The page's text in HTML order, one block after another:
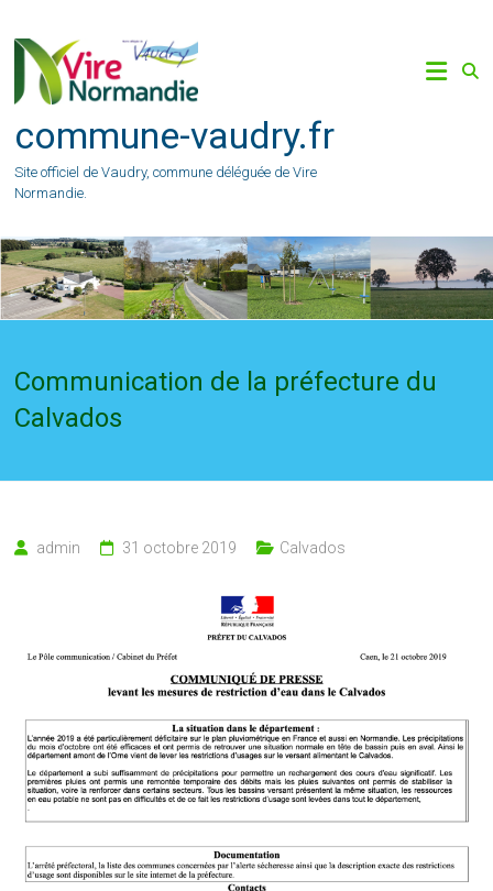
content
commune-vaudry.fr
Site officiel de Vaudry, commune déléguée de Vire
Normandie.
Communication de la préfecture du
Calvados
admin 31 octobre 2019 Calvados